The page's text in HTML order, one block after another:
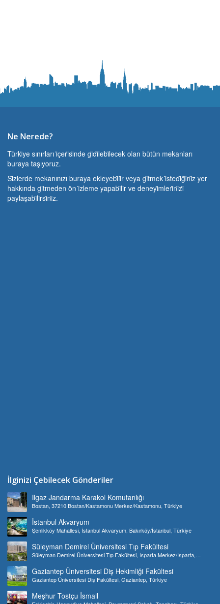
Ne Nerede?
Türki̇ye sınırları i̇çeri̇si̇nde gi̇di̇lebi̇lecek olan bütün mekanları
buraya taşıyoruz.
Si̇zlerde mekanınızı buraya ekleyebi̇li̇r veya gi̇tmek i̇stedi̇ği̇ni̇z yer
hakkında gi̇tmeden ön i̇zleme yapabi̇li̇r ve deneyi̇mleri̇ni̇zi̇
paylaşabi̇li̇rsi̇ni̇z.
İlginizi Çebilecek Gönderiler
Ilgaz Jandarma Karakol Komutanlığı
Bostan, 37210 Bostan/Kastamonu Merkez/Kastamonu, Türkiye
İstanbul Akvaryum
Şenlikköy Mahallesi, İstanbul Akvaryum, Bakırköy/İstanbul, Türkiye
Süleyman Demirel Üniversitesi Tıp Fakültesi
Süleyman Demirel Üniversitesi Tıp Fakültesi, Isparta Merkez/Isparta,
Gaziantep Üniversitesi Diş Hekimliği Fakültesi
Gaziantep Üniversitesi Diş Fakültesi, Gaziantep, Türkiye
Meşhur Tostçu İsmail